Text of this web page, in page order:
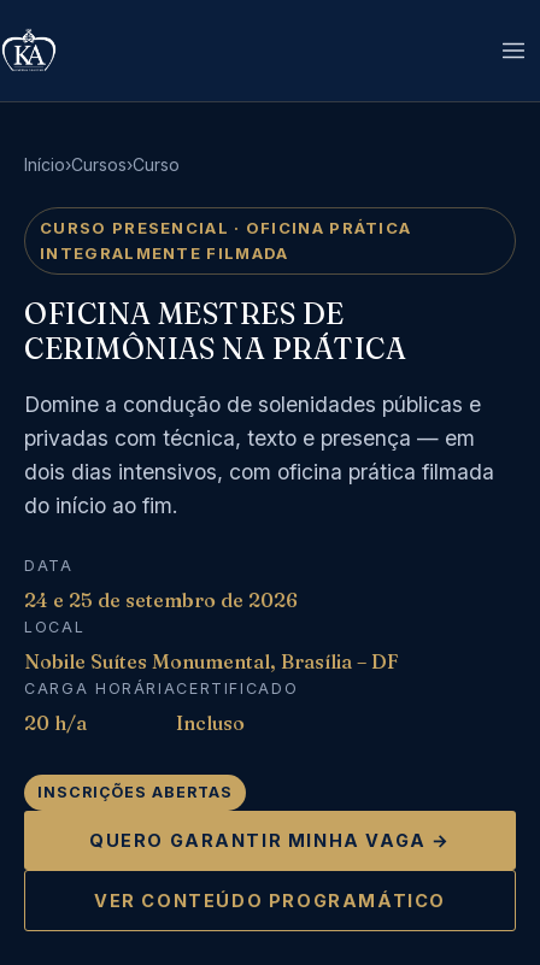
Início›Cursos›Curso
CURSO PRESENCIAL · OFICINA PRÁTICA
INTEGRALMENTE FILMADA
OFICINA MESTRES DE
CERIMÔNIAS NA PRÁTICA
Domine a condução de solenidades públicas e
privadas com técnica, texto e presença — em
dois dias intensivos, com oficina prática filmada
do início ao fim.
DATA
24 e 25 de setembro de 2026
LOCAL
Nobile Suítes Monumental, Brasília – DF
CARGA HORÁRIA
20 h/a
CERTIFICADO
Incluso
INSCRIÇÕES ABERTAS
QUERO GARANTIR MINHA VAGA →
VER CONTEÚDO PROGRAMÁTICO